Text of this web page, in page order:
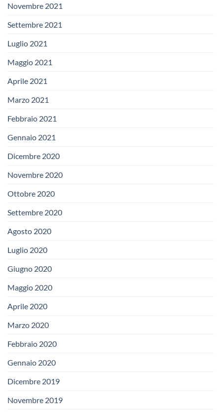
Novembre 2021
Settembre 2021
Luglio 2021
Maggio 2021
Aprile 2021
Marzo 2021
Febbraio 2021
Gennaio 2021
Dicembre 2020
Novembre 2020
Ottobre 2020
Settembre 2020
Agosto 2020
Luglio 2020
Giugno 2020
Maggio 2020
Aprile 2020
Marzo 2020
Febbraio 2020
Gennaio 2020
Dicembre 2019
Novembre 2019